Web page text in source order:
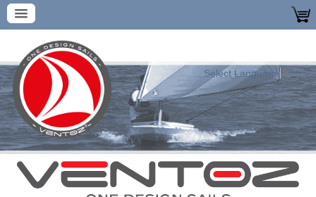
Select Language▼